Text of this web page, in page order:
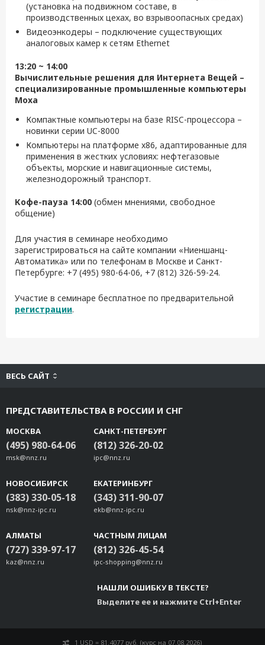
(установка на подвижном составе, в
производственных цехах, во взрывоопасных средах)
Видеоэнкодеры – подключение существующих
аналоговых камер к сетям Ethernet
13:20 ~ 14:00
Вычислительные решения для Интернета Вещей –
специализированные промышленные компьютеры
Moxa
Компактные компьютеры на базе RISC-процессора –
новинки серии UC-8000
Компьютеры на платформе x86, адаптированные для
применения в жестких условиях: нефтегазовые
объекты, морские и навигационные системы,
железнодорожный транспорт.
Кофе-пауза 14:00 (обмен мнениями, свободное
общение)
Для участия в семинаре необходимо
зарегистрироваться на сайте компании «Ниеншанц-
Автоматика» или по телефонам в Москве и Санкт-
Петербурге: +7 (495) 980-64-06, +7 (812) 326-59-24.
Участие в семинаре бесплатное по предварительной
регистрации.
ВЕСЬ САЙТ
ПРЕДСТАВИТЕЛЬСТВА В РОССИИ И СНГ
МОСКВА
(495) 980-64-06
msk@nnz.ru
САНКТ-ПЕТЕРБУРГ
(812) 326-20-02
ipc@nnz.ru
НОВОСИБИРСК
(383) 330-05-18
nsk@nnz-ipc.ru
ЕКАТЕРИНБУРГ
(343) 311-90-07
ekb@nnz-ipc.ru
АЛМАТЫ
(727) 339-97-17
kaz@nnz.ru
ЧАСТНЫМ ЛИЦАМ
(812) 326-45-54
ipc-shopping@nnz.ru
НАШЛИ ОШИБКУ В ТЕКСТЕ?
Выделите ее и нажмите Ctrl+Enter
1 USD = 81.4077 руб. (курс на 07.08.2026)